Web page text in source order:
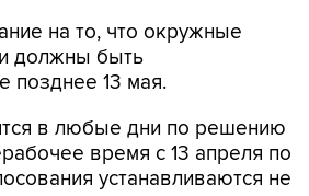
на то, что окружные
должны быть
позднее 13 мая.
в любые дни по решению
время с 13 апреля по
устанавливаются не